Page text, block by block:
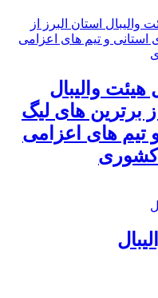
والیبال
برترین های لیگ
تیم های اعزامی
کشوری